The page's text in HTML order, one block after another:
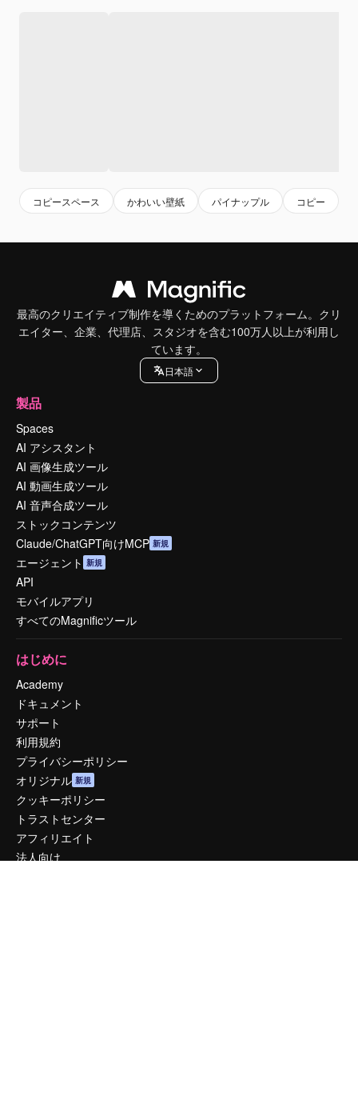
コピースペース かわいい壁紙 パイナップル コピー
最高のクリエイティブ制作を導くためのプラットフォーム。クリ
エイター、企業、代理店、スタジオを含む100万人以上が利用し
ています。
日本語
製品
Spaces
AI アシスタント
AI 画像生成ツール
AI 動画生成ツール
AI 音声合成ツール
ストックコンテンツ
Claude/ChatGPT向けMCP 新規
エージェント 新規
API
モバイルアプリ
すべてのMagnificツール
はじめに
Academy
ドキュメント
サポート
利用規約
プライバシーポリシー
オリジナル 新規
クッキーポリシー
トラストセンター
アフィリエイト
法人向け